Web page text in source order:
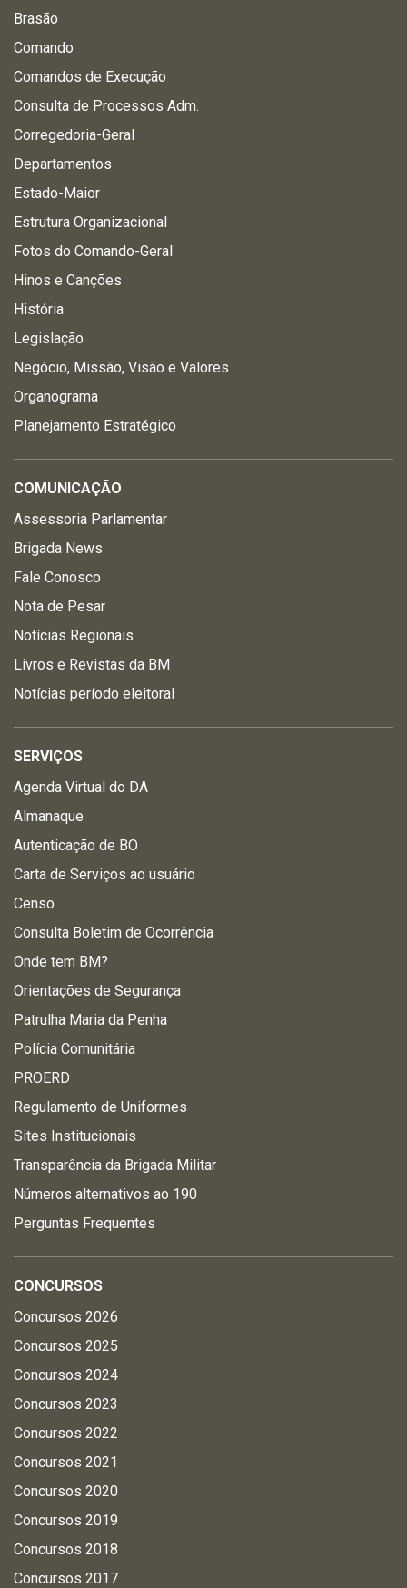
Brasão
Comando
Comandos de Execução
Consulta de Processos Adm.
Corregedoria-Geral
Departamentos
Estado-Maior
Estrutura Organizacional
Fotos do Comando-Geral
Hinos e Canções
História
Legislação
Negócio, Missão, Visão e Valores
Organograma
Planejamento Estratégico
COMUNICAÇÃO
Assessoria Parlamentar
Brigada News
Fale Conosco
Nota de Pesar
Notícias Regionais
Livros e Revistas da BM
Notícias período eleitoral
SERVIÇOS
Agenda Virtual do DA
Almanaque
Autenticação de BO
Carta de Serviços ao usuário
Censo
Consulta Boletim de Ocorrência
Onde tem BM?
Orientações de Segurança
Patrulha Maria da Penha
Polícia Comunitária
PROERD
Regulamento de Uniformes
Sites Institucionais
Transparência da Brigada Militar
Números alternativos ao 190
Perguntas Frequentes
CONCURSOS
Concursos 2026
Concursos 2025
Concursos 2024
Concursos 2023
Concursos 2022
Concursos 2021
Concursos 2020
Concursos 2019
Concursos 2018
Concursos 2017